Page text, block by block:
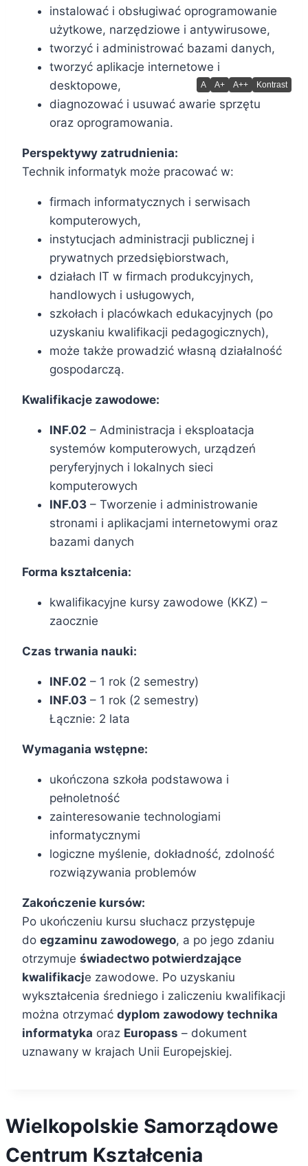
A A+ A++ Kontrast
instalować i obsługiwać oprogramowanie
użytkowe, narzędziowe i antywirusowe,
tworzyć i administrować bazami danych,
tworzyć aplikacje internetowe i
desktopowe,
diagnozować i usuwać awarie sprzętu
oraz oprogramowania.
Perspektywy zatrudnienia:
Technik informatyk może pracować w:
firmach informatycznych i serwisach
komputerowych,
instytucjach administracji publicznej i
prywatnych przedsiębiorstwach,
działach IT w firmach produkcyjnych,
handlowych i usługowych,
szkołach i placówkach edukacyjnych (po
uzyskaniu kwalifikacji pedagogicznych),
może także prowadzić własną działalność
gospodarczą.
Kwalifikacje zawodowe:
INF.02 – Administracja i eksploatacja
systemów komputerowych, urządzeń
peryferyjnych i lokalnych sieci
komputerowych
INF.03 – Tworzenie i administrowanie
stronami i aplikacjami internetowymi oraz
bazami danych
Forma kształcenia:
kwalifikacyjne kursy zawodowe (KKZ) –
zaocznie
Czas trwania nauki:
INF.02 – 1 rok (2 semestry)
INF.03 – 1 rok (2 semestry)
Łącznie: 2 lata
Wymagania wstępne:
ukończona szkoła podstawowa i
pełnoletność
zainteresowanie technologiami
informatycznymi
logiczne myślenie, dokładność, zdolność
rozwiązywania problemów
Zakończenie kursów:
Po ukończeniu kursu słuchacz przystępuje
do egzaminu zawodowego, a po jego zdaniu
otrzymuje świadectwo potwierdzające
kwalifikacje zawodowe. Po uzyskaniu
wykształcenia średniego i zaliczeniu kwalifikacji
można otrzymać dyplom zawodowy technika
informatyka oraz Europass – dokument
uznawany w krajach Unii Europejskiej.
Wielkopolskie Samorządowe
Centrum Kształcenia